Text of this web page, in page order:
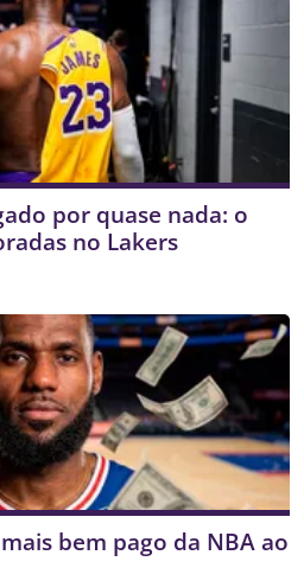
por quase nada: o
no Lakers
bem pago da NBA ao